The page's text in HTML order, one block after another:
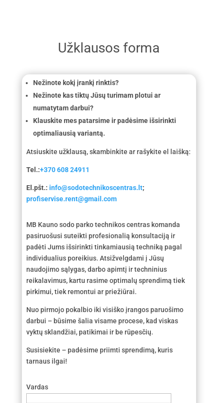
Užklausos forma
Nežinote kokį įrankį rinktis?
Nežinote kas tiktų Jūsų turimam plotui ar
numatytam darbui?
Klauskite mes patarsime ir padėsime išsirinkti
optimaliausią variantą.
Atsiuskite užklausą, skambinkite ar rašykite el laišką:
Tel.:+370 608 24911
El.pšt.: info@sodotechnikoscentras.lt;
profiservise.rent@gmail.com
MB Kauno sodo parko technikos centras komanda
pasiruošusi suteikti profesionalią konsultaciją ir
padėti Jums išsirinkti tinkamiausią techniką pagal
individualius poreikius. Atsižvelgdami į Jūsų
naudojimo sąlygas, darbo apimtį ir techninius
reikalavimus, kartu rasime optimalų sprendimą tiek
pirkimui, tiek remontui ar priežiūrai.
Nuo pirmojo pokalbio iki visiško įrangos paruošimo
darbui – būsime šalia visame procese, kad viskas
vyktų sklandžiai, patikimai ir be rūpesčių.
Susisiekite – padėsime priimti sprendimą, kuris
tarnaus ilgai!
Vardas